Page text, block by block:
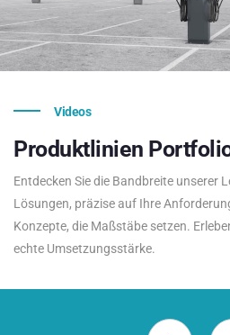
Videos
Produktlinien
Entdecken Sie die Bandbreite unserer
Lösungen, präzise auf Ihre
Konzepte, die Maßstäbe setzen.
echte Umsetzungsstärke.